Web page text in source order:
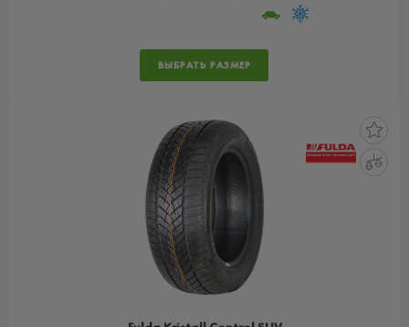
ВЫБРАТЬ РАЗМЕР